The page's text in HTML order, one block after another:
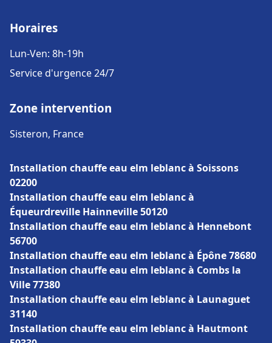
Horaires
Lun-Ven: 8h-19h
Service d'urgence 24/7
Zone intervention
Sisteron, France
Installation chauffe eau elm leblanc à Soissons
02200
Installation chauffe eau elm leblanc à
Équeurdreville Hainneville 50120
Installation chauffe eau elm leblanc à Hennebont
56700
Installation chauffe eau elm leblanc à Épône 78680
Installation chauffe eau elm leblanc à Combs la
Ville 77380
Installation chauffe eau elm leblanc à Launaguet
31140
Installation chauffe eau elm leblanc à Hautmont